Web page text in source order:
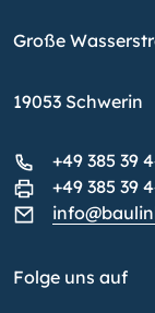
Große
19053 Schwerin
+49 385 39
+49 385 39
Folge uns auf